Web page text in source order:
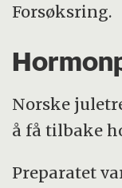
Forsøksring.
Norske
å få tilbake
Preparatet